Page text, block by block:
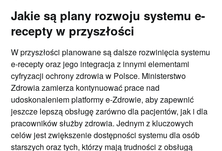
Jakie są plany rozwoju systemu e-
recepty w przyszłości
W przyszłości planowane są dalsze rozwinięcia systemu
e-recepty oraz jego integracja z innymi elementami
cyfryzacji ochrony zdrowia w Polsce. Ministerstwo
Zdrowia zamierza kontynuować prace nad
udoskonaleniem platformy e-Zdrowie, aby zapewnić
jeszcze lepszą obsługę zarówno dla pacjentów, jak i dla
pracowników służby zdrowia. Jednym z kluczowych
celów jest zwiększenie dostępności systemu dla osób
starszych oraz tych, którzy mają trudności z obsługą